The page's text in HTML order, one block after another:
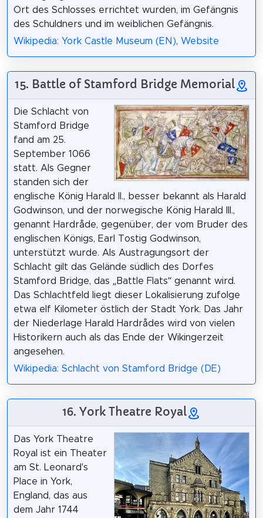
Ort des Schlosses errichtet wurden, im Gefängnis
des Schuldners und im weiblichen Gefängnis.
Wikipedia: York Castle Museum (EN), Website
15. Battle of Stamford Bridge Memorial
Die Schlacht von
Stamford Bridge
fand am 25.
September 1066
statt. Als Gegner
standen sich der
englische König Harald II., besser bekannt als Harald
Godwinson, und der norwegische König Harald III.,
genannt Hardråde, gegenüber, der vom Bruder des
englischen Königs, Earl Tostig Godwinson,
unterstützt wurde. Als Austragungsort der
Schlacht gilt das Gelände südlich des Dorfes
Stamford Bridge, das „Battle Flats“ genannt wird.
Das Schlachtfeld liegt dieser Lokalisierung zufolge
etwa elf Kilometer östlich der Stadt York. Das Jahr
der Niederlage Harald Hardrådes wird von vielen
Historikern auch als das Ende der Wikingerzeit
angesehen.
Wikipedia: Schlacht von Stamford Bridge (DE)
16. York Theatre Royal
Das York Theatre
Royal ist ein Theater
am St. Leonard's
Place in York,
England, das aus
dem Jahr 1744